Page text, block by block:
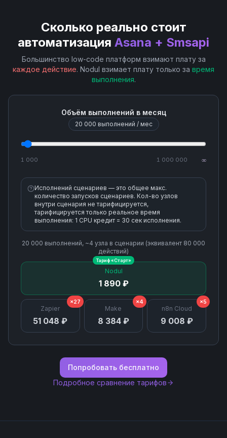
Сколько реально стоит
автоматизация Asana + Smsapi
Большинство low-code платформ взимают плату за
каждое действие. Nodul взимает плату только за время
выполнения.
Объём выполнений в месяц
20 000 выполнений / мес
1 000 1 000 000 ∞
Исполнений сценариев — это общее макс.
количество запусков сценариев. Кол-во узлов
внутри сценария не тарифицируется,
тарифицируется только реальное время
выполнения: 1 CPU кредит = 30 сек исполнения.
20 000 выполнений, ~4 узла в сценарии (эквивалент 80 000
действий)
Nodul
1 890 ₽
Тариф «Старт»
Zapier
51 048 ₽
×27
Make
8 384 ₽
×4
n8n Cloud
9 008 ₽
×5
Попробовать бесплатно
Подробное сравнение тарифов